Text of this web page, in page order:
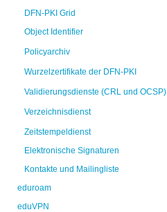
DFN-PKI Grid
Object Identifier
Policyarchiv
Wurzelzertifikate der DFN-PKI
Validierungsdienste (CRL und OCSP)
Verzeichnisdienst
Zeitstempeldienst
Elektronische Signaturen
Kontakte und Mailingliste
eduroam
eduVPN